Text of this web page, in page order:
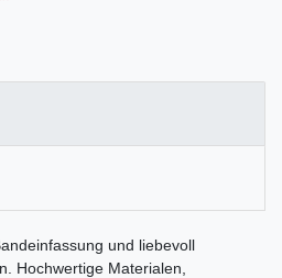
und liebevoll
Hochwertige Materialen,